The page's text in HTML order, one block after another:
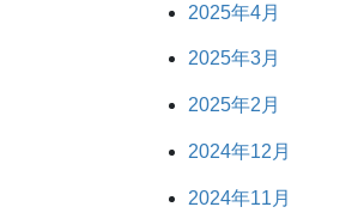
2025年4月
2025年3月
2025年2月
2024年12月
2024年11月